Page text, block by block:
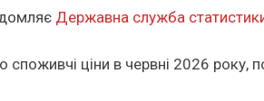
Державна служба
ціни в червні 2026 року,